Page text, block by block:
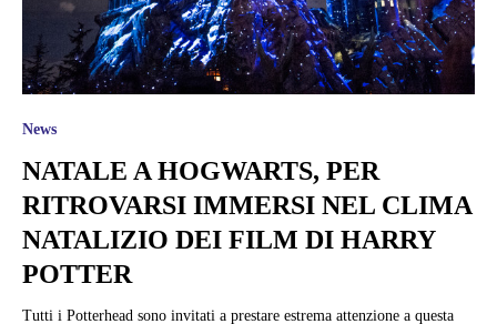
News
NATALE A HOGWARTS, PER
RITROVARSI IMMERSI NEL CLIMA
NATALIZIO DEI FILM DI HARRY
POTTER
Tutti i Potterhead sono invitati a prestare estrema attenzione a questa